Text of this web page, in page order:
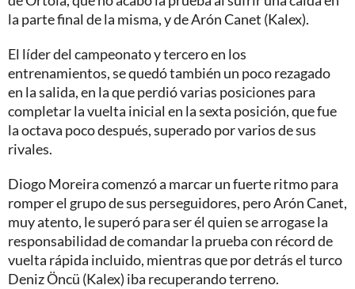
la parte final de la misma, y de Arón Canet (Kalex).
El líder del campeonato y tercero en los
entrenamientos, se quedó también un poco rezagado
en la salida, en la que perdió varias posiciones para
completar la vuelta inicial en la sexta posición, que fue
la octava poco después, superado por varios de sus
rivales.
Diogo Moreira comenzó a marcar un fuerte ritmo para
romper el grupo de sus perseguidores, pero Arón Canet,
muy atento, le superó para ser él quien se arrogase la
responsabilidad de comandar la prueba con récord de
vuelta rápida incluido, mientras que por detrás el turco
Deniz Öncü (Kalex) iba recuperando terreno.